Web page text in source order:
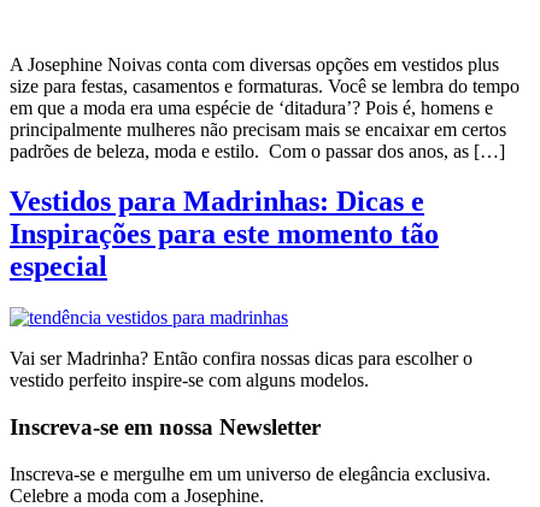
A Josephine Noivas conta com diversas opções em vestidos plus
size para festas, casamentos e formaturas. Você se lembra do tempo
em que a moda era uma espécie de ‘ditadura’? Pois é, homens e
principalmente mulheres não precisam mais se encaixar em certos
padrões de beleza, moda e estilo. Com o passar dos anos, as […]
Vestidos para Madrinhas: Dicas e
Inspirações para este momento tão
especial
Vai ser Madrinha? Então confira nossas dicas para escolher o
vestido perfeito inspire-se com alguns modelos.
Inscreva-se em nossa Newsletter
Inscreva-se e mergulhe em um universo de elegância exclusiva.
Celebre a moda com a Josephine.